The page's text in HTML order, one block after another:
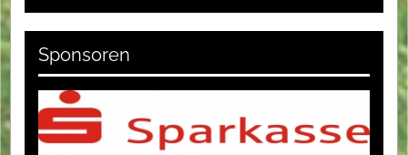
Sponsoren